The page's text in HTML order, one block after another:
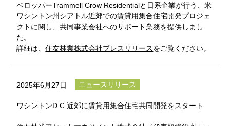
ベロッパーTrammell Crow Residentialと日系企業が行う、米
ワシントン州シアトル近郊での賃貸用集合住宅開発プロジェ
クトに関し、共同事業会社へのサポート業務を提供しまし
た。
詳細は、住友林業株式会社プレスリリースをご覧ください。
2025年6月27日 ニュースリリース
ワシントンD.C.近郊に賃貸用集合住宅共同開発をスタート